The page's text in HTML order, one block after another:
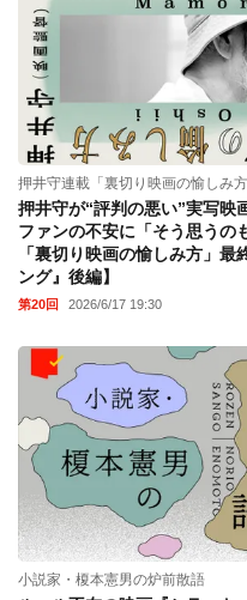
押井守連載「裏切り映画の愉しみ方
押井守が“評判の悪い”実写映
ファンの不安に「そう思うの
「裏切り映画の愉しみ方」
ング』後編】
第20回 2026/6/17 19:30
小説家・榎本憲男の炉前散語